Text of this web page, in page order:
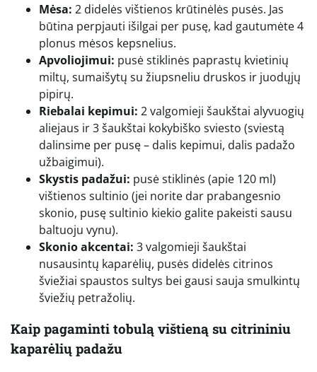
Mėsa: 2 didelės vištienos krūtinėlės pusės. Jas
būtina perpjauti išilgai per pusę, kad gautumėte 4
plonus mėsos kepsnelius.
Apvoliojimui: pusė stiklinės paprastų kvietinių
miltų, sumaišytų su žiupsneliu druskos ir juodųjų
pipirų.
Riebalai kepimui: 2 valgomieji šaukštai alyvuogių
aliejaus ir 3 šaukštai kokybiško sviesto (sviestą
dalinsime per pusę – dalis kepimui, dalis padažo
užbaigimui).
Skystis padažui: pusė stiklinės (apie 120 ml)
vištienos sultinio (jei norite dar prabangesnio
skonio, pusę sultinio kiekio galite pakeisti sausu
baltuoju vynu).
Skonio akcentai: 3 valgomieji šaukštai
nusausintų kaparėlių, pusės didelės citrinos
šviežiai spaustos sultys bei gausi sauja smulkintų
šviežių petražolių.
Kaip pagaminti tobulą vištieną su citrininiu
kaparėlių padažu